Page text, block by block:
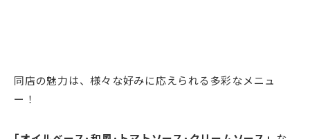
同店の魅力は、様々な好みに応えられる多彩なメニュ
ー！